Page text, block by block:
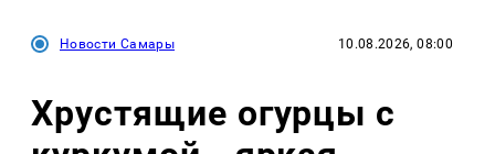
Новости Самары 10.08.2026, 08:00
Хрустящие огурцы с